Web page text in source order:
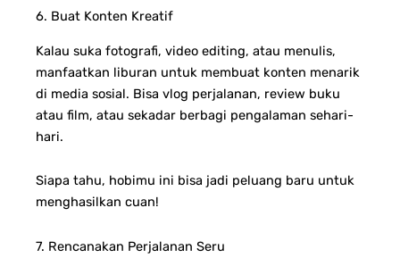
6. Buat Konten Kreatif
Kalau suka fotografi, video editing, atau menulis,
manfaatkan liburan untuk membuat konten menarik
di media sosial. Bisa vlog perjalanan, review buku
atau film, atau sekadar berbagi pengalaman sehari-
hari.
Siapa tahu, hobimu ini bisa jadi peluang baru untuk
menghasilkan cuan!
7. Rencanakan Perjalanan Seru